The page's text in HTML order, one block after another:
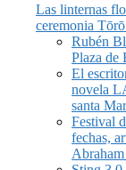
Las linternas
ceremonia
Rubén
Plaza de
El
novela
santa
Festival
fechas,